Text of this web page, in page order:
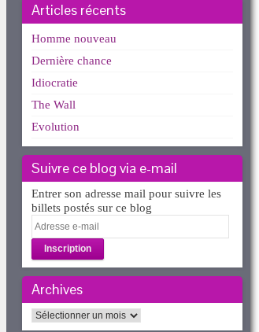
Articles récents
Homme nouveau
Dernière chance
Idiocratie
The Wall
Evolution
Suivre ce blog via e-mail
Entrer son adresse mail pour suivre les
billets postés sur ce blog
Adresse
e-
mail
Archives
Archives